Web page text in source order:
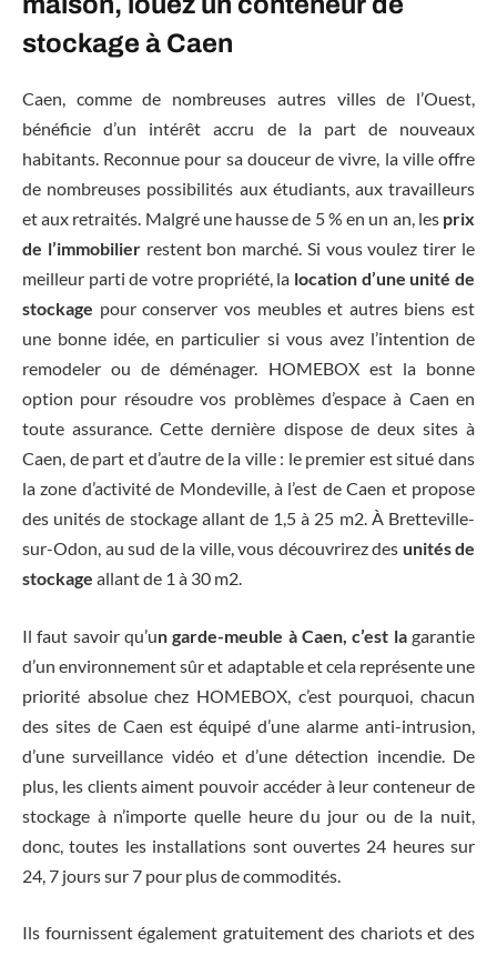
stockage à Caen
Caen, comme de nombreuses autres villes de l’Ouest,
bénéficie d’un intérêt accru de la part de nouveaux
habitants. Reconnue pour sa douceur de vivre, la ville offre
de nombreuses possibilités aux étudiants, aux travailleurs
et aux retraités. Malgré une hausse de 5 % en un an, lesprix
de l’immobilierrestent bon marché. Si vous voulez tirer le
meilleur parti de votre propriété, la location d’une unité de
stockage pour conserver vos meubles et autres biens est
une bonne idée, en particulier si vous avez l’intention de
remodeler ou de déménager. HOMEBOX est la bonne
option pour résoudre vos problèmes d’espace à Caen en
toute assurance. Cette dernière dispose de deux sites à
Caen, de part et d’autre de la ville : le premier est situé dans
la zone d’activité de Mondeville, à l’est de Caen et propose
des unités de stockage allant de 1,5 à 25 m2. À Bretteville-
sur-Odon, au sud de la ville, vous découvrirez des unités de
stockage allant de 1 à 30 m2.
Il faut savoir qu’un garde-meuble à Caen, c’est lagarantie
d’un environnement sûr et adaptable et cela représente une
priorité absolue chez HOMEBOX, c’est pourquoi, chacun
des sites de Caen est équipé d’une alarme anti-intrusion,
d’une surveillance vidéo et d’une détection incendie. De
plus, les clients aiment pouvoir accéder à leur conteneur de
stockage à n’importe quelle heure du jour ou de la nuit,
donc, toutes les installations sont ouvertes 24 heures sur
24, 7 jours sur 7 pour plus de commodités.
Ils fournissent également gratuitement des chariots et des